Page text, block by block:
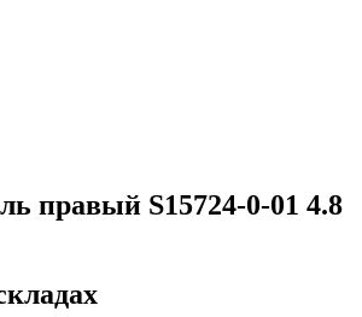
правый S15724-0-01 4.8